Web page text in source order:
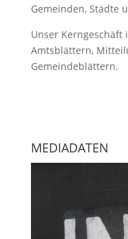
Gemeinden, Städte
Unser Kerngeschäft
Amtsblättern,
Gemeindeblättern.
MEDIADATEN